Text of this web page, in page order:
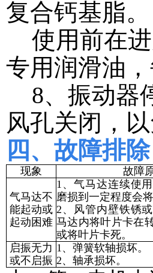
复合钙基脂。
使用前在
专用润滑油
8、 振动器
风孔关闭，
四、故障排除
现象 故障
气马达不
能起动或
起动困难
1、 气马达连续使用
磨损到一定程度会
2、
风管内壁铁锈
马达内将叶片卡在
或将叶片卡死。
启振无力
或不启振
1、 弹簧软轴损坏。
2、 轴承损坏。